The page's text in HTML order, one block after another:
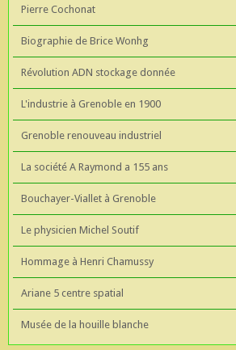
Pierre Cochonat
Biographie de Brice Wonhg
Révolution ADN stockage donnée
L'industrie à Grenoble en 1900
Grenoble renouveau industriel
La société A Raymond a 155 ans
Bouchayer-Viallet à Grenoble
Le physicien Michel Soutif
Hommage à Henri Chamussy
Ariane 5 centre spatial
Musée de la houille blanche